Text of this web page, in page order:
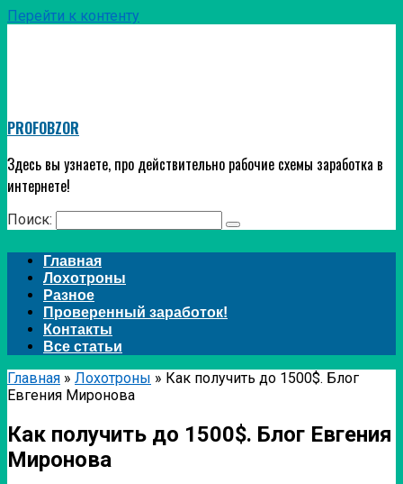
Перейти к контенту
PROFOBZOR
Здесь вы узнаете, про действительно рабочие схемы заработка в
интернете!
Поиск:
Главная
Лохотроны
Разное
Проверенный заработок!
Контакты
Все статьи
Главная » Лохотроны » Как получить до 1500$. Блог
Евгения Миронова
Как получить до 1500$. Блог Евгения
Миронова